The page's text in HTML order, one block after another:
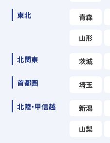
東北 青森
山形
北関東 茨城
首都圏 埼玉
北陸・甲信越 新潟
山梨